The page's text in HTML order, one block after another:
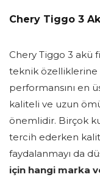
Chery Tiggo 3
Chery Tiggo 3 akü
teknik özelliklerine
performansını en
kaliteli ve uzun
önemlidir. Birçok
tercih ederken
faydalanmayı da
için hangi marka